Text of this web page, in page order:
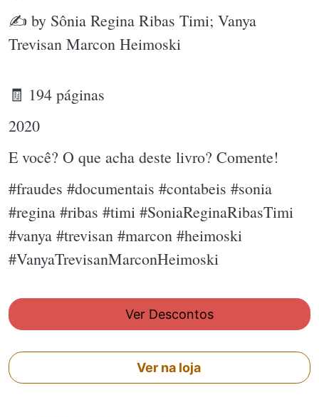
✍ by Sônia Regina Ribas Timi; Vanya
Trevisan Marcon Heimoski
🧾 194 páginas
2020
E você? O que acha deste livro? Comente!
#fraudes #documentais #contabeis #sonia
#regina #ribas #timi #SoniaReginaRibasTimi
#vanya #trevisan #marcon #heimoski
#VanyaTrevisanMarconHeimoski
Ver Descontos
Ver na loja